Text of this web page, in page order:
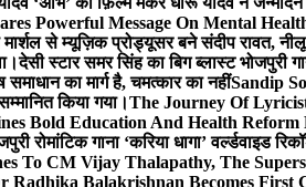
Powerful Message On Mental
मार्शल से म्यूज़िक प्रोड्यूसर बने संदीप रावत,
देसी स्टार समर सिंह का बिग ब्लास्ट भोजपुरी
का मार्ग है, चमत्कार का नहींSandip
किया गया।The Journey Of
Bold Education And Health Reform
रोमांटिक गाना ‘करिया धागा’ वर्ल्डवाइड
To CM Vijay Thalapathy, The
Radhika Balakrishnan Becomes First